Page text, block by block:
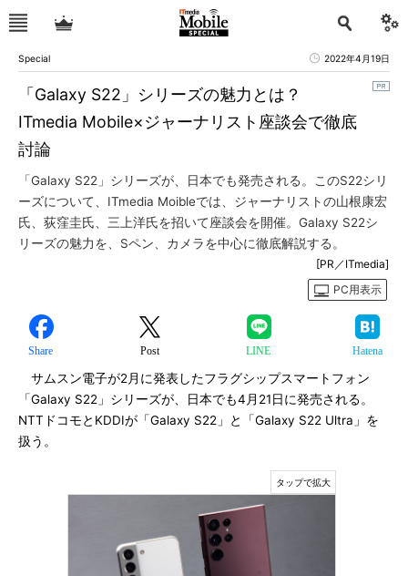
Special 2022年4月19日
「Galaxy S22」シリーズの魅力とは？
ITmedia Mobile×ジャーナリスト座談会で徹底
討論
「Galaxy S22」シリーズが、日本でも発売される。このS22シリ
ーズについて、ITmedia Moibleでは、ジャーナリストの山根康宏
氏、荻窪圭氏、三上洋氏を招いて座談会を開催。Galaxy S22シ
リーズの魅力を、Sペン、カメラを中心に徹底解説する。
[PR／ITmedia]
PC用表示
Share Post LINE Hatena
サムスン電子が2月に発表したフラグシップスマートフォン
「Galaxy S22」シリーズが、日本でも4月21日に発売される。
NTTドコモとKDDIが「Galaxy S22」と「Galaxy S22 Ultra」を
扱う。